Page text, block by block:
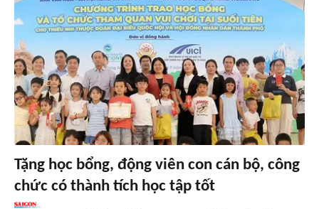
Tặng học bổng, động viên con cán bộ, công
chức có thành tích học tập tốt